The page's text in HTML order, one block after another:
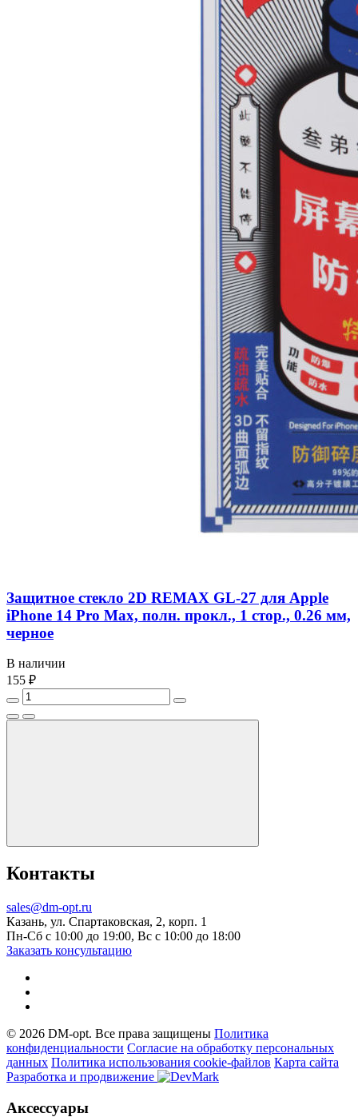
Защитное стекло 2D REMAX GL-27 для Apple
iPhone 14 Pro Max, полн. прокл., 1 стор., 0.26 мм,
черное
В наличии
155 ₽
Контакты
sales@dm-opt.ru
Казань, ул. Спартаковская, 2, корп. 1
Пн-Сб с 10:00 до 19:00, Вс с 10:00 до 18:00
Заказать консультацию
© 2026 DM-opt. Все права защищены Политика
конфиденциальности Согласие на обработку персональных
данных Пoлитикa иcпoльзoвaния cookie-фaйлoв Карта сайта
Разработка и продвижение
Аксессуары